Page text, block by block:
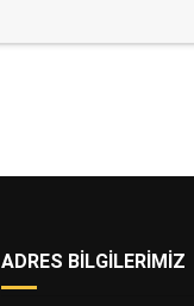
ADRES BILGILERIMIZ